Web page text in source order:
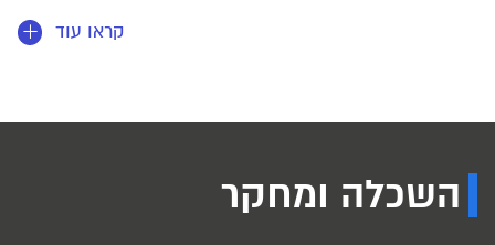
קראו עוד
השכלה ומחקר